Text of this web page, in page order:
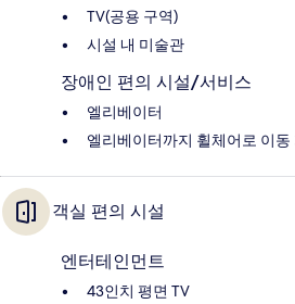
TV(공용 구역)
시설 내 미술관
장애인 편의 시설/서비스
엘리베이터
엘리베이터까지 휠체어로 이동
객실 편의 시설
엔터테인먼트
43인치 평면 TV